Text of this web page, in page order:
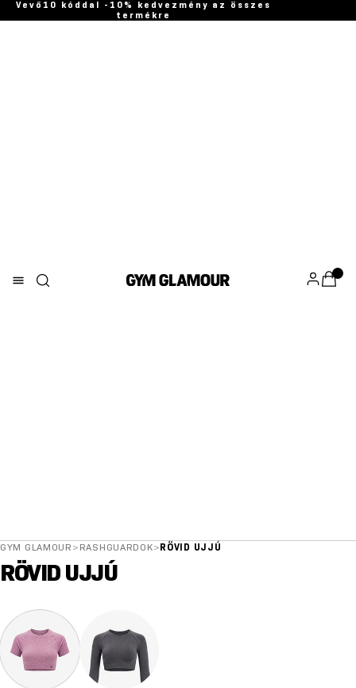
Vevő10 kóddal -10% kedvezmény az összes
termékre
GYM GLAMOUR > RASHGUARDOK>RÖVID UJJÚ
RÖVID UJJÚ